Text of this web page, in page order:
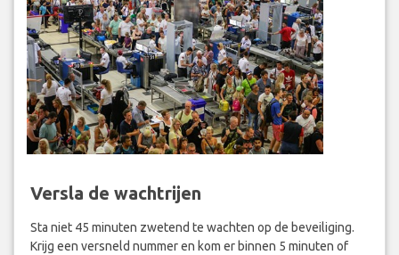
Versla de wachtrijen
Sta niet 45 minuten zwetend te wachten op de beveiliging.
Krijg een versneld nummer en kom er binnen 5 minuten of